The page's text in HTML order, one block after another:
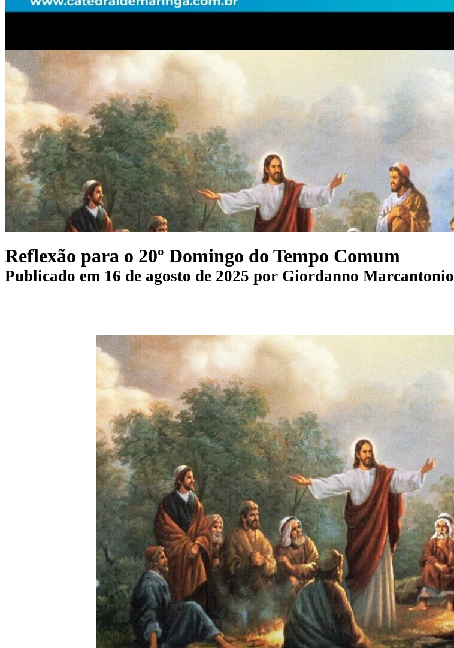
Reflexão para o 20º Domingo do Tempo Comum
Publicado em 16 de agosto de 2025 por Giordanno Marcantonio